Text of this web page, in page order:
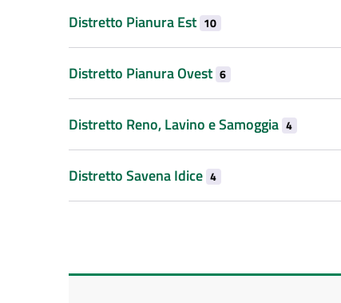
Distretto Pianura Est 10
Distretto Pianura Ovest 6
Distretto Reno, Lavino e Samoggia 4
Distretto Savena Idice 4